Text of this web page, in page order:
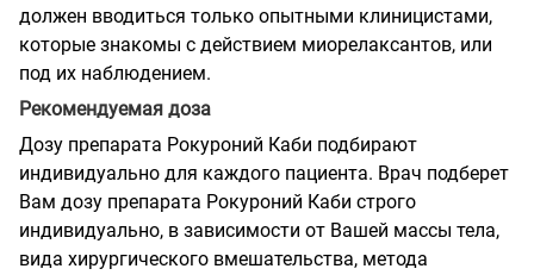
должен вводиться только опытными клиницистами,
которые знакомы с действием миорелаксантов, или
под их наблюдением.
Рекомендуемая доза
Дозу препарата Рокуроний Каби подбирают
индивидуально для каждого пациента. Врач подберет
Вам дозу препарата Рокуроний Каби строго
индивидуально, в зависимости от Вашей массы тела,
вида хирургического вмешательства, метода